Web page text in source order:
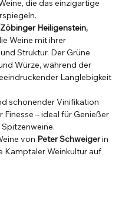
die das einzigartige
Zöbinger Heiligenstein,
Weine mit ihrer
Struktur. Der Grüne
Würze, während der
Langlebigkeit
schonender Vinifikation
– ideal für Genießer
von Peter Schweigerin
Kamptaler Weinkultur auf